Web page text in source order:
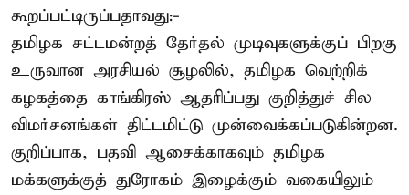
கூறப்பட்டிருப்பதாவது:-
தமிழக சட்டமன்றத் தேர்தல் முடிவுகளுக்குப் பிறகு
உருவான அரசியல் சூழலில், தமிழக வெற்றிக்
கழகத்தை காங்கிரஸ் ஆதரிப்பது குறித்துச் சில
விமர்சனங்கள் திட்டமிட்டு முன்வைக்கப்படுகின்றன.
குறிப்பாக, பதவி ஆசைக்காகவும் தமிழக
மக்களுக்குத் துரோகம் இழைக்கும் வகையிலும்